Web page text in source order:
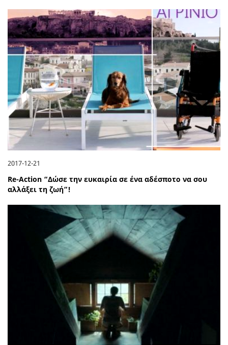
2017-12-21
Re-Action “Δώσε την ευκαιρία σε ένα αδέσποτο να σου
αλλάξει τη ζωή”!